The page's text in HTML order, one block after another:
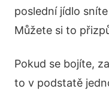
poslední jídlo
Můžete si to
Pokud se bojíte,
to v podstatě